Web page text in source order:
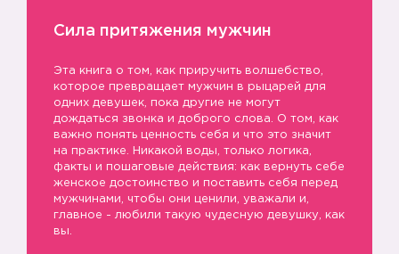
🎈
Сила притяжения мужчин
Эта книга о том, как приручить волшебство,
которое превращает мужчин в рыцарей для
одних девушек, пока другие не могут
дождаться звонка и доброго слова. О том, как
важно понять ценность себя и что это значит
на практике. Никакой воды, только логика,
факты и пошаговые действия: как вернуть себе
женское достоинство и поставить себя перед
мужчинами, чтобы они ценили, уважали и,
главное - любили такую чудесную девушку, как
вы.